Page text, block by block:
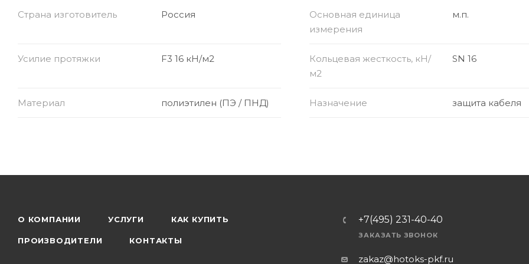
Страна изготовитель Россия
Основная единица
измерения
м.п.
Усилие протяжки F3 16 кН/м2
Кольцевая жесткость, кН/
м2
SN 16
Материал полиэтилен (ПЭ / ПНД) Назначение защита кабеля
О КОМПАНИИ УСЛУГИ КАК КУПИТЬ
ПРОИЗВОДИТЕЛИ КОНТАКТЫ
+7(495) 231-40-40
ЗАКАЗАТЬ ЗВОНОК
zakaz@hotoks-pkf.ru